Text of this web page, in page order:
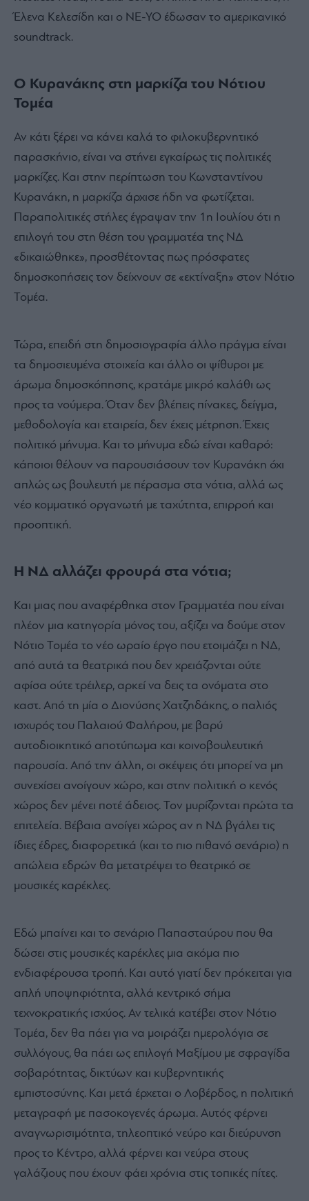
Έλενα Κελεσίδη και ο NE-YO έδωσαν το αμερικανικό
soundtrack.
Ο Κυρανάκης στη μαρκίζα του Νότιου
Τομέα
Αν κάτι ξέρει να κάνει καλά το φιλοκυβερνητικό
παρασκήνιο, είναι να στήνει εγκαίρως τις πολιτικές
μαρκίζες. Και στην περίπτωση του Κωνσταντίνου
Κυρανάκη, η μαρκίζα άρχισε ήδη να φωτίζεται.
Παραπολιτικές στήλες έγραψαν την 1η Ιουλίου ότι η
επιλογή του στη θέση του γραμματέα της ΝΔ
«δικαιώθηκε», προσθέτοντας πως πρόσφατες
δημοσκοπήσεις τον δείχνουν σε «εκτίναξη» στον Νότιο
Τομέα.
Τώρα, επειδή στη δημοσιογραφία άλλο πράγμα είναι
τα δημοσιευμένα στοιχεία και άλλο οι ψίθυροι με
άρωμα δημοσκόπησης, κρατάμε μικρό καλάθι ως
προς τα νούμερα. Όταν δεν βλέπεις πίνακες, δείγμα,
μεθοδολογία και εταιρεία, δεν έχεις μέτρηση. Έχεις
πολιτικό μήνυμα. Και το μήνυμα εδώ είναι καθαρό:
κάποιοι θέλουν να παρουσιάσουν τον Κυρανάκη όχι
απλώς ως βουλευτή με πέρασμα στα νότια, αλλά ως
νέο κομματικό οργανωτή με ταχύτητα, επιρροή και
προοπτική.
Η ΝΔ αλλάζει φρουρά στα νότια;
Και μιας που αναφέρθηκα στον Γραμματέα που είναι
πλέον μια κατηγορία μόνος του, αξίζει να δούμε στον
Νότιο Τομέα το νέο ωραίο έργο που ετοιμάζει η ΝΔ,
από αυτά τα θεατρικά που δεν χρειάζονται ούτε
αφίσα ούτε τρέιλερ, αρκεί να δεις τα ονόματα στο
καστ. Από τη μία ο Διονύσης Χατζηδάκης, ο παλιός
ισχυρός του Παλαιού Φαλήρου, με βαρύ
αυτοδιοικητικό αποτύπωμα και κοινοβουλευτική
παρουσία. Από την άλλη, οι σκέψεις ότι μπορεί να μη
συνεχίσει ανοίγουν χώρο, και στην πολιτική ο κενός
χώρος δεν μένει ποτέ άδειος. Τον μυρίζονται πρώτα τα
επιτελεία. Βέβαια ανοίγει χώρος αν η ΝΔ βγάλει τις
ίδιες έδρες, διαφορετικά (και το πιο πιθανό σενάριο) η
απώλεια εδρών θα μετατρέψει το θεατρικό σε
μουσικές καρέκλες.
Εδώ μπαίνει και το σενάριο Παπασταύρου που θα
δώσει στις μουσικές καρέκλες μια ακόμα πιο
ενδιαφέρουσα τροπή. Και αυτό γιατί δεν πρόκειται για
απλή υποψηφιότητα, αλλά κεντρικό σήμα
τεχνοκρατικής ισχύος. Αν τελικά κατέβει στον Νότιο
Τομέα, δεν θα πάει για να μοιράζει ημερολόγια σε
συλλόγους, θα πάει ως επιλογή Μαξίμου με σφραγίδα
σοβαρότητας, δικτύων και κυβερνητικής
εμπιστοσύνης. Και μετά έρχεται ο Λοβέρδος, η πολιτική
μεταγραφή με πασοκογενές άρωμα. Αυτός φέρνει
αναγνωρισιμότητα, τηλεοπτικό νεύρο και διεύρυνση
προς το Κέντρο, αλλά φέρνει και νεύρα στους
γαλάζιους που έχουν φάει χρόνια στις τοπικές πίτες.